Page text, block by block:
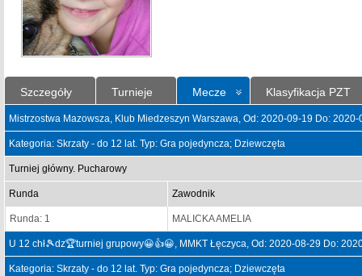
Szczegóły Turnieje Mecze Klasyfikacja PZT
Mistrzostwa Mazowsza, Klub Miedzeszyn Warszawa, Od: 2020-09-19 Do: 2020-
Kategoria: Skrzaty - do 12 lat. Typ: Gra pojedyncza; Dziewczęta
Turniej główny. Pucharowy
Runda Zawodnik
Runda: 1 MALICKA AMELIA
U 12 chł🎾dz🏆turniej grupowy😀👍😀, MMKT Łęczyca, Od: 2020-08-29 Do:
Kategoria: Skrzaty - do 12 lat. Typ: Gra pojedyncza; Dziewczęta